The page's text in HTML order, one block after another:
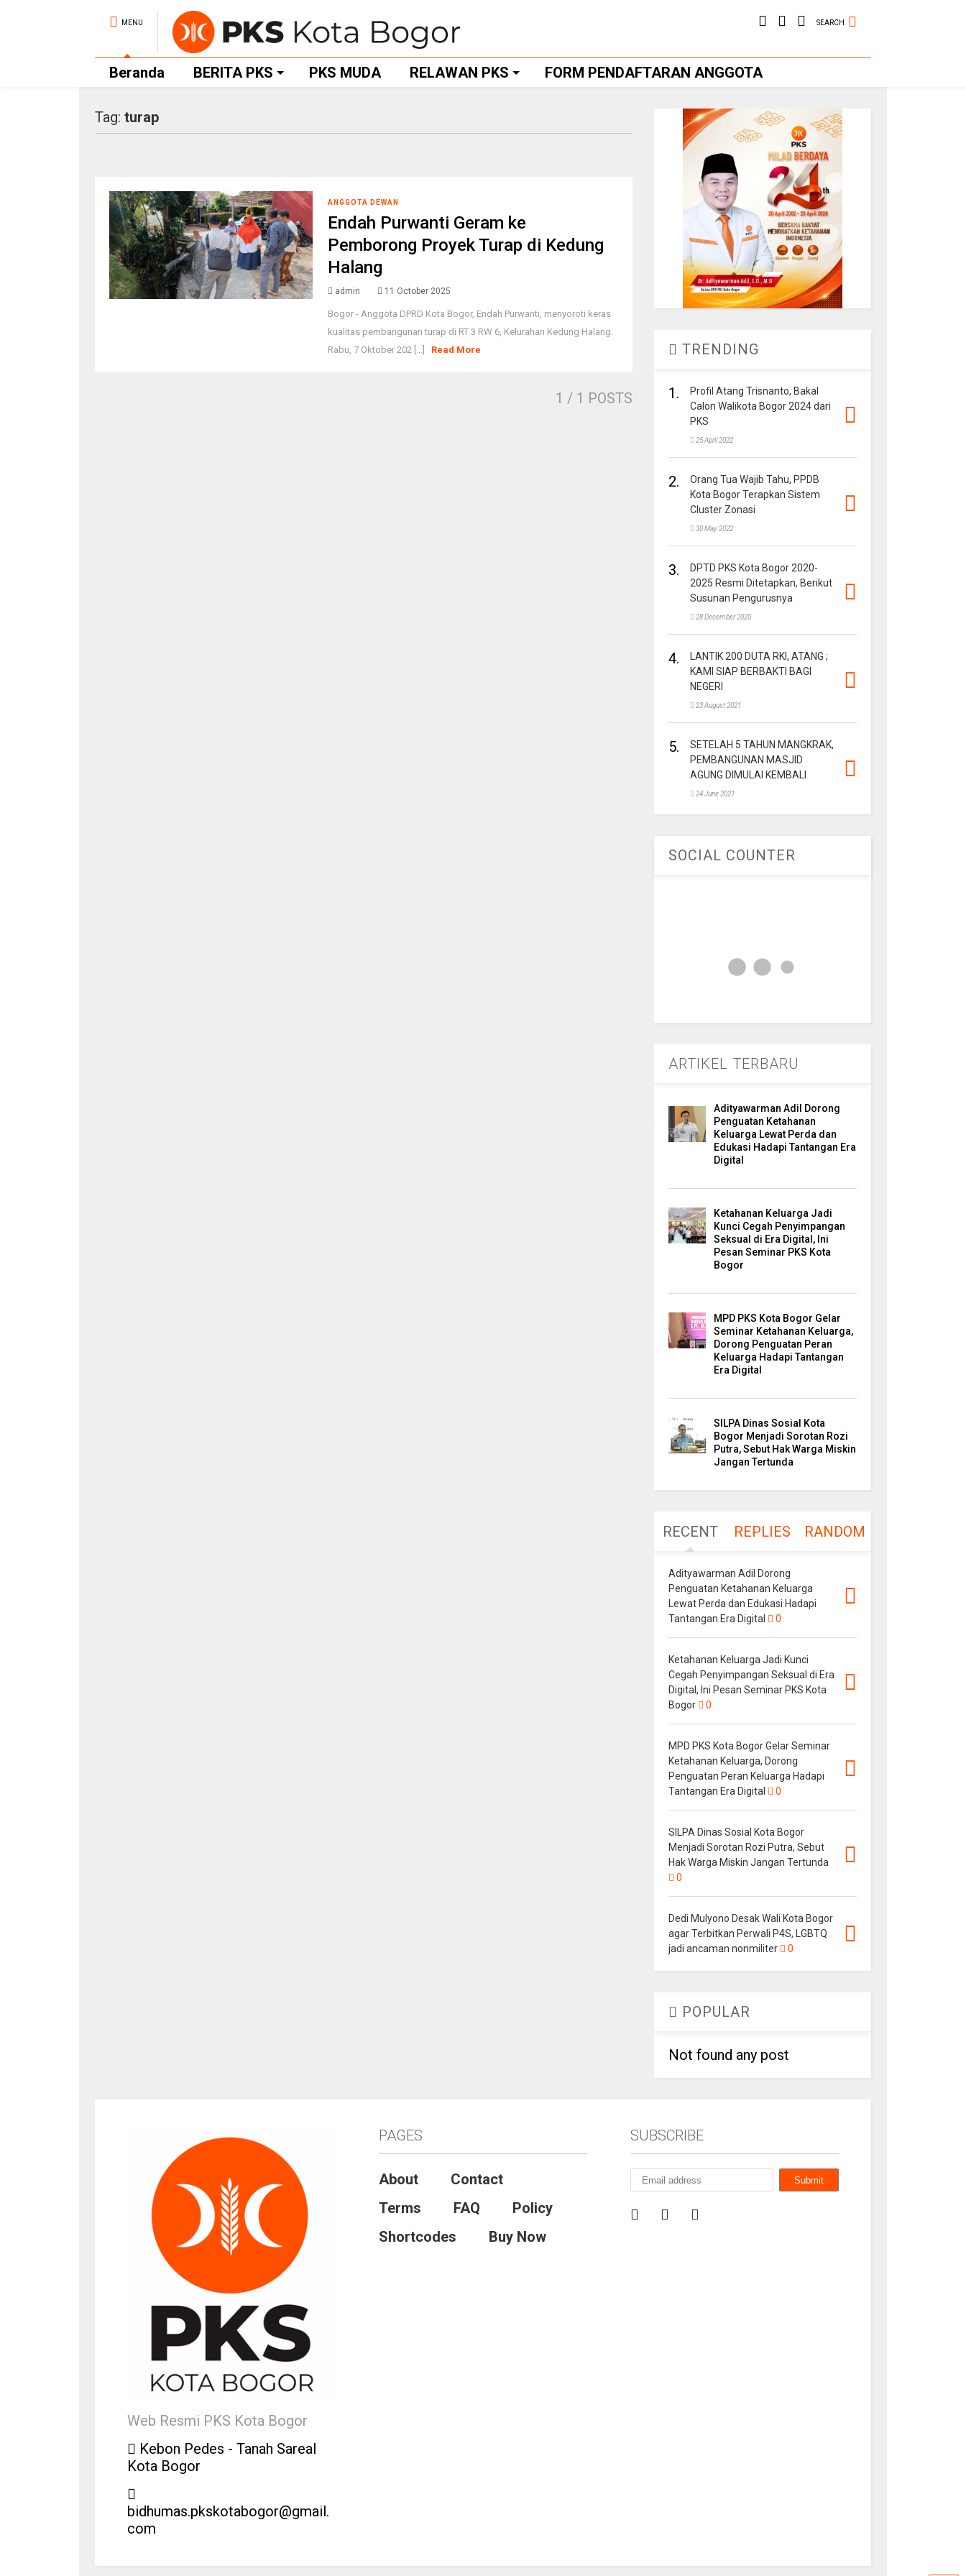
MENU SEARCH
Beranda BERITA PKS PKS MUDA RELAWAN PKS FORM PENDAFTARAN ANGGOTA
Tag: turap
ANGGOTA DEWAN
Endah Purwanti Geram ke
Pemborong Proyek Turap di Kedung
Halang
admin 11 October 2025
Bogor - Anggota DPRD Kota Bogor, Endah Purwanti, menyoroti keras
kualitas pembangunan turap di RT 3 RW 6, Kelurahan Kedung Halang.
Rabu, 7 Oktober 202 [...]
Read More
1 / 1 POSTS
TRENDING
1.
Profil Atang Trisnanto, Bakal
Calon Walikota Bogor 2024 dari
PKS
25 April 2022
2.
Orang Tua Wajib Tahu, PPDB
Kota Bogor Terapkan Sistem
Cluster Zonasi
30 May 2022
3.
DPTD PKS Kota Bogor 2020-
2025 Resmi Ditetapkan, Berikut
Susunan Pengurusnya
28 December 2020
4.
LANTIK 200 DUTA RKI, ATANG ;
KAMI SIAP BERBAKTI BAGI
NEGERI
23 August 2021
5.
SETELAH 5 TAHUN MANGKRAK,
PEMBANGUNAN MASJID
AGUNG DIMULAI KEMBALI
24 June 2021
SOCIAL COUNTER
ARTIKEL TERBARU
Adityawarman Adil Dorong
Penguatan Ketahanan
Keluarga Lewat Perda dan
Edukasi Hadapi Tantangan Era
Digital
Ketahanan Keluarga Jadi
Kunci Cegah Penyimpangan
Seksual di Era Digital, Ini
Pesan Seminar PKS Kota
Bogor
MPD PKS Kota Bogor Gelar
Seminar Ketahanan Keluarga,
Dorong Penguatan Peran
Keluarga Hadapi Tantangan
Era Digital
SILPA Dinas Sosial Kota
Bogor Menjadi Sorotan Rozi
Putra, Sebut Hak Warga Miskin
Jangan Tertunda
RECENT REPLIES RANDOM
Adityawarman Adil Dorong
Penguatan Ketahanan Keluarga
Lewat Perda dan Edukasi Hadapi
Tantangan Era Digital
0
Ketahanan Keluarga Jadi Kunci
Cegah Penyimpangan Seksual di Era
Digital, Ini Pesan Seminar PKS Kota
Bogor
0
MPD PKS Kota Bogor Gelar Seminar
Ketahanan Keluarga, Dorong
Penguatan Peran Keluarga Hadapi
Tantangan Era Digital
0
SILPA Dinas Sosial Kota Bogor
Menjadi Sorotan Rozi Putra, Sebut
Hak Warga Miskin Jangan Tertunda
0
Dedi Mulyono Desak Wali Kota Bogor
agar Terbitkan Perwali P4S, LGBTQ
jadi ancaman nonmiliter
0
POPULAR
Not found any post
Web Resmi PKS Kota Bogor
Kebon Pedes - Tanah Sareal
Kota Bogor
bidhumas.pkskotabogor@gmail.
com
PAGES
About
Contact
Terms
FAQ
Policy
Shortcodes
Buy Now
SUBSCRIBE